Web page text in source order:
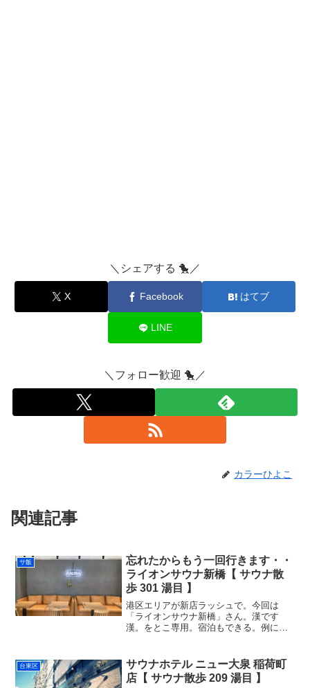
＼シェアする 🐤／
X Facebook はてブ
LINE
＼フォロー歓迎 🐤／
カラーひよこ
関連記事
サ飯
忘れたからもう一回行きます・・
ライオンサウナ新橋【 サウナ散
歩 301 湯目 】
港区エリアが新店ラッシュで。今回は
「ライオンサウナ新橋」さん。漢です
漢。をとこ専用。宿泊もできる。例によ
がある。ライオンのように、漢のよう
に、ハード気味な設定だった気が...
台東区
サウナホテル ニュー大泉 稲荷町
店【 サウナ散歩 209 湯目 】